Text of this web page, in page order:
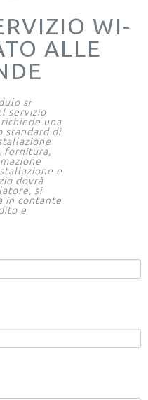
WI-
ALLE
si
servizio
una
standard di
fornitura,
e
dovrà
si
in contante
e